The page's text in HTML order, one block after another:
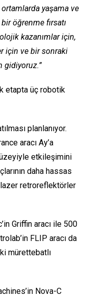
ortamlarda yaşama ve
öğrenme fırsatı
kazanımlar için,
için ve bir sonraki
gidiyoruz.”
etapta üç robotik
planlanıyor.
aracı Ay’a
etkileşimini
daha hassas
retroreflektörler
Griffin aracı ile 500
FLIP aracı da
mürettebatlı
Nova-C